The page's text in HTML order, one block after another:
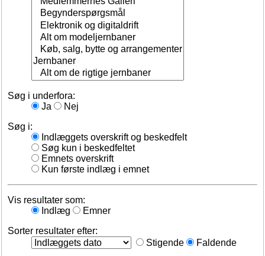
Søg i underfora:
Ja
Nej
Søg i:
Indlæggets overskrift og beskedfelt
Søg kun i beskedfeltet
Emnets overskrift
Kun første indlæg i emnet
Vis resultater som:
Indlæg
Emner
Sorter resultater efter:
Stigende
Faldende